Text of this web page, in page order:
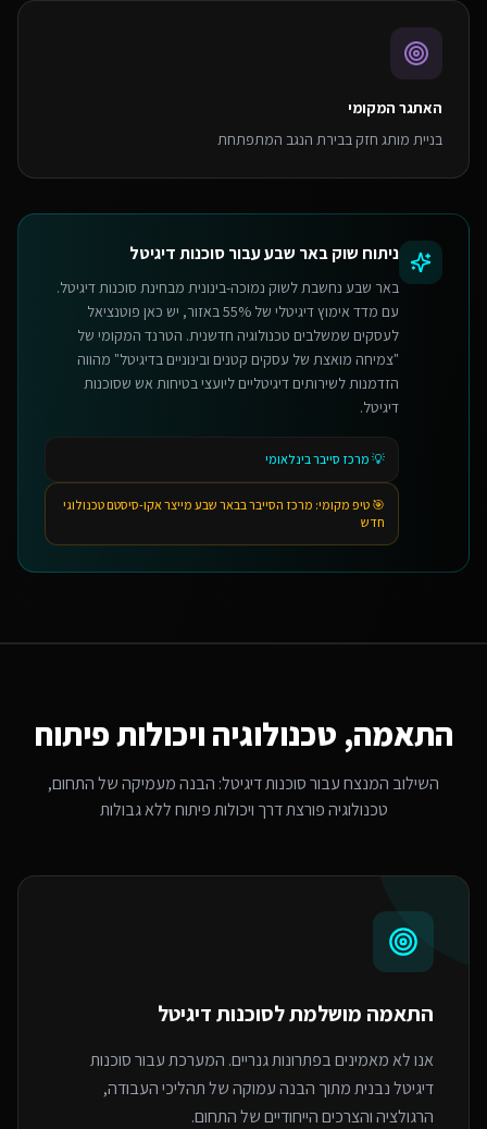
האתגר המקומי
בניית מותג חזק בבירת הנגב המתפתחת
ניתוח שוקבאר שבעעבורסוכנות דיגיטל
באר שבע נחשבת לשוק נמוכה-בינונית מבחינת סוכנות דיגיטל.
עם מדד אימוץ דיגיטלי של 55% באזור, יש כאן פוטנציאל
לעסקים שמשלבים טכנולוגיה חדשנית. הטרנד המקומי של
"צמיחה מואצת של עסקים קטנים ובינוניים בדיגיטל" מהווה
הזדמנות לשירותים דיגיטליים ליועצי בטיחות אש שסוכנות
דיגיטל.
💡 מרכז סייבר בינלאומי
🎯 טיפ מקומי: מרכז הסייבר בבאר שבע מייצר אקו-סיסטם טכנולוגי
חדש
התאמה, טכנולוגיה ויכולות פיתוח
השילוב המנצח עבורסוכנות דיגיטל: הבנה מעמיקה של התחום,
טכנולוגיה פורצת דרך ויכולות פיתוח ללא גבולות
התאמה מושלמת לסוכנות דיגיטל
אנו לא מאמינים בפתרונות גנריים. המערכת עבור סוכנות
דיגיטל נבנית מתוך הבנה עמוקה של תהליכי העבודה,
הרגולציה והצרכים הייחודיים של התחום.